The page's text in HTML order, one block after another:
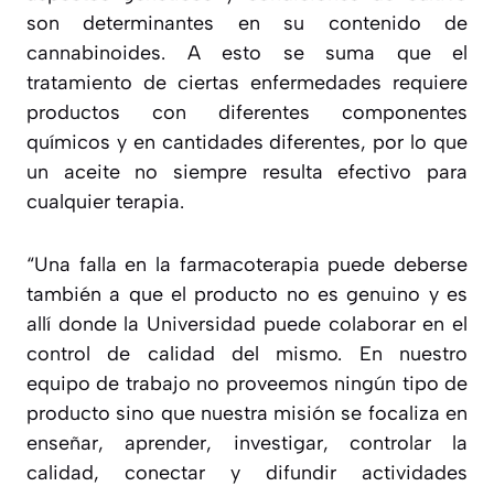
son determinantes en su contenido de
cannabinoides. A esto se suma que el
tratamiento de ciertas enfermedades requiere
productos con diferentes componentes
químicos y en cantidades diferentes, por lo que
un aceite no siempre resulta efectivo para
cualquier terapia.
“Una falla en la farmacoterapia puede deberse
también a que el producto no es genuino y es
allí donde la Universidad puede colaborar en el
control de calidad del mismo. En nuestro
equipo de trabajo no proveemos ningún tipo de
producto sino que nuestra misión se focaliza en
enseñar, aprender, investigar, controlar la
calidad, conectar y difundir actividades